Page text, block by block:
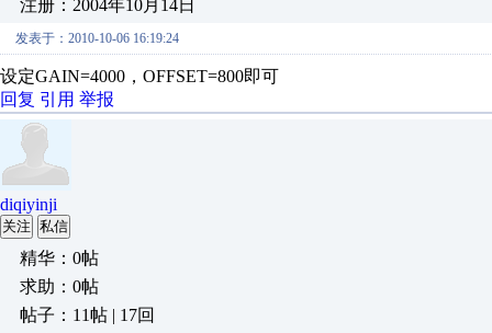
注册：2004年10月14日
发表于：2010-10-06 16:19:24
设定GAIN=4000，OFFSET=800即可
回复 引用 举报
diqiyinji
关注 私信
精华：0帖
求助：0帖
帖子：11帖 | 17回